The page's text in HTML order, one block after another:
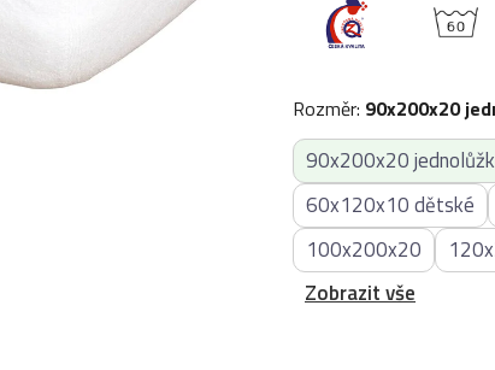
Rozměr: 90x200x20
90x200x20
60x120x10 dětské
100x200x20
Zobrazit vše